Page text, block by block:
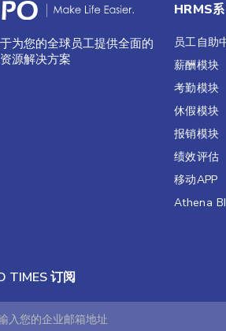
为您的全球员工提供全面的
源解决方案
HRMS
员工自助
薪酬模块
考勤模块
休假模块
报销模块
绩效评估​
移动APP
Athena BI
TIMES 订阅